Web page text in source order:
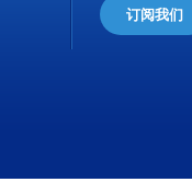
订阅我们